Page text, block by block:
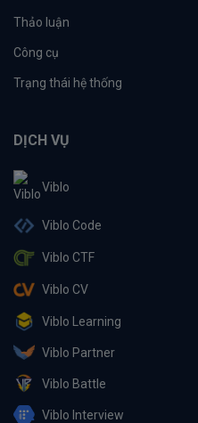
Thảo luận
Công cụ
Trạng thái hệ thống
DỊCH VỤ
Viblo
Viblo Code
Viblo CTF
Viblo CV
Viblo Learning
Viblo Partner
Viblo Battle
Viblo Interview